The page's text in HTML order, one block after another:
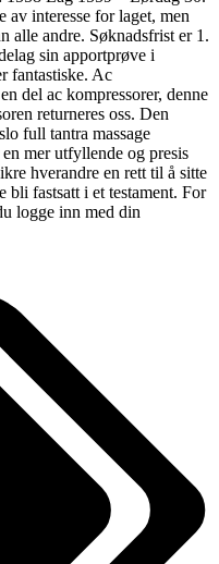
interesse for laget, men
alle andre. Søknadsfrist er 1.
sin apportprøve i
fantastiske. Ac
del ac kompressorer, denne
returneres oss. Den
full tantra massage
mer utfyllende og presis
hverandre en rett til å sitte
bli fastsatt i et testament. For
logge inn med din